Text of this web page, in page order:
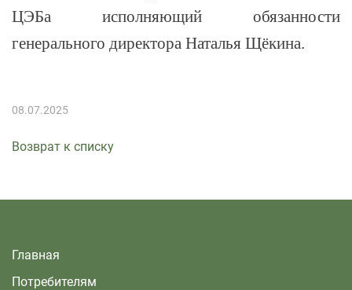
ЦЭБа исполняющий обязанности
генерального директора Наталья Щёкина.
08.07.2025
Возврат к списку
Главная
Потребителям